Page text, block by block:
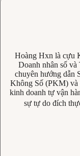
Hoàng Hxn là cựu
Doanh nhân số
chuyên hướng dẫn
Không Số (PKM) và
kinh doanh tự vận
sự tự do đích